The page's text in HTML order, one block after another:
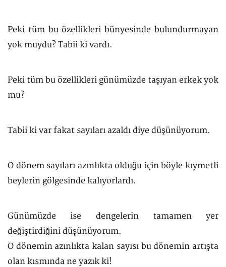
Peki tüm bu özellikleri bünyesinde bulundurmayan
yok muydu? Tabii ki vardı.
Peki tüm bu özellikleri günümüzde taşıyan erkek yok
mu?
Tabii ki var fakat sayıları azaldı diye düşünüyorum.
O dönem sayıları azınlıkta olduğu için böyle kıymetli
beylerin gölgesinde kalıyorlardı.
Günümüzde ise dengelerin tamamen yer
değiştirdiğini düşünüyorum.
O dönemin azınlıkta kalan sayısı bu dönemin artışta
olan kısmında ne yazık ki!